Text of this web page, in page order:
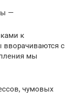
—
к
вворачиваются с
мы
чумовых